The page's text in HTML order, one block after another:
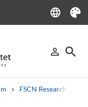
language
Language
Tema
person_outline
Logga in
search
Sök
FSCN Research